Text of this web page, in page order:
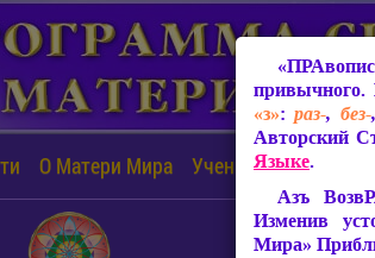
О Матери Мира Учение Матери Мира
привычного.
«з»:раз-, без-,
Авторский
Языке.
Азъ
Изменив
Мира»